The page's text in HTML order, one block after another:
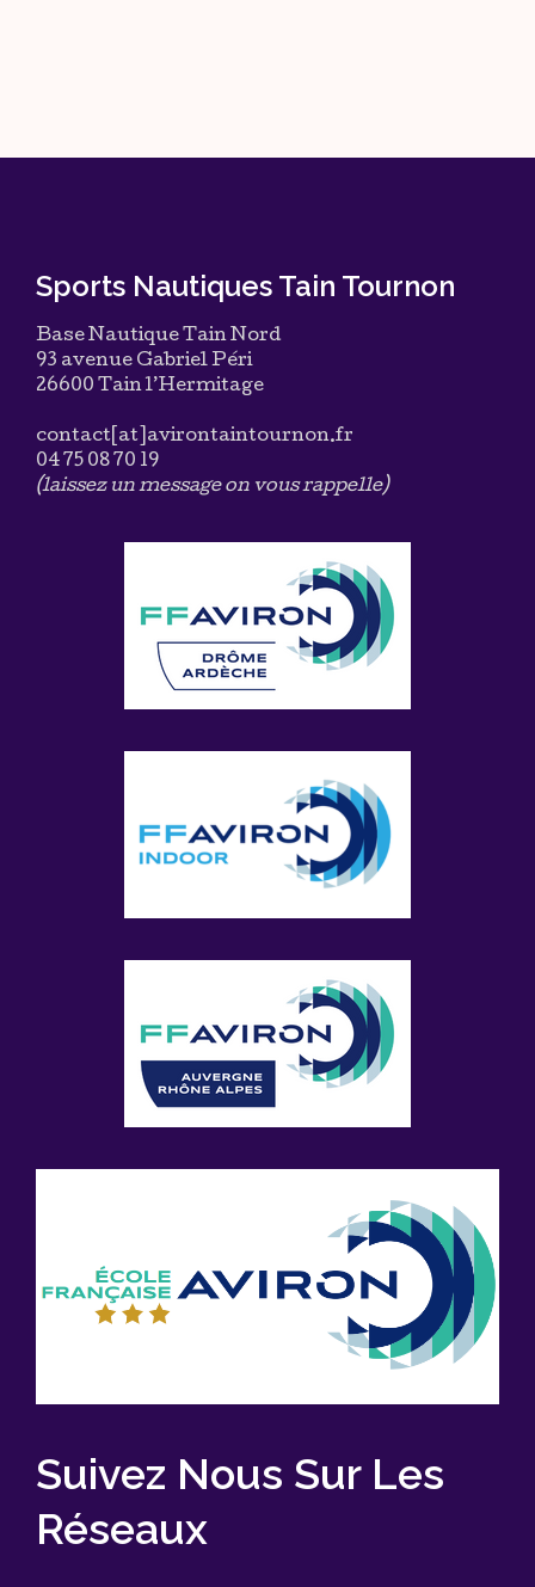
Sports Nautiques Tain Tournon
Base Nautique Tain Nord
93 avenue Gabriel Péri
26600 Tain l’Hermitage
contact[at]avirontaintournon.fr
04 75 08 70 19
(laissez un message on vous rappelle)
Suivez Nous Sur Les
Réseaux